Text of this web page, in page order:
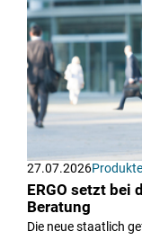
27.07.2026Produkte
ERGO setzt bei
Beratung
Die neue staatlich